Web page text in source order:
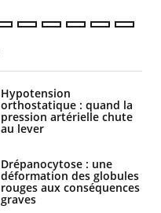
Hypotension
orthostatique : quand la
pression artérielle chute
au lever
Drépanocytose : une
déformation des globules
rouges aux conséquences
graves